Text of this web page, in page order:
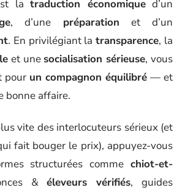
latraduction économiqued’un
, d’une préparation et d’un
. En privilégiant latransparence, la
et une socialisation sérieuse, vous
pour un compagnon équilibré — et
bonne affaire.
vite des interlocuteurs sérieux (et
fait bouger le prix), appuyez-vous
structurées comme chiot-et-
&éleveurs vérifiés, guides